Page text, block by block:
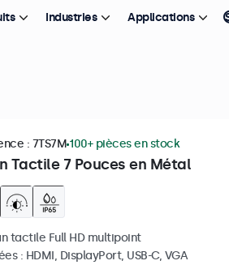
En savoir plus.
Tactile 7 Pouces en Métal
: 7TS7M 100+ pièces en stock
tactile Full HD multipoint
: HDMI, DisplayPort, USB-C, VGA
Industries Applications